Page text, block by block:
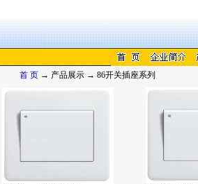
首 页 → 产品展示 → 86开关插座系列